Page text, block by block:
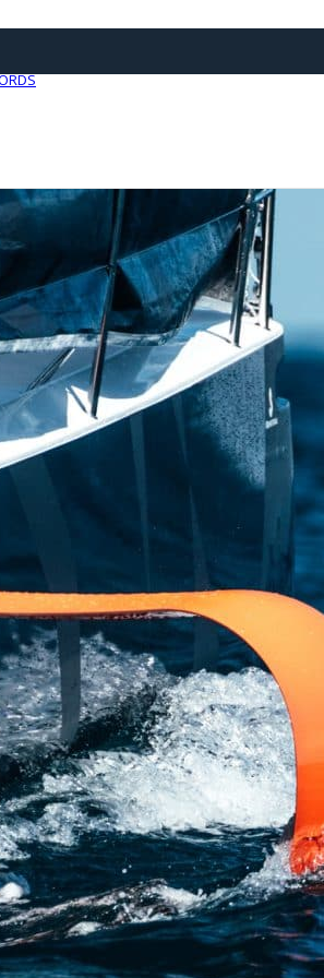
Ultim 32/23,Records,Trophée Jules Verne
nouveau Maxi Edmond de
Gitana Team
2025